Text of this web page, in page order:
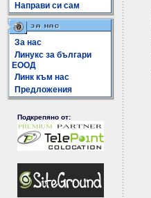
Направи си сам
За нас
Линукс за българи
ЕООД
Линк към нас
Предложения
Подкрепяно от: